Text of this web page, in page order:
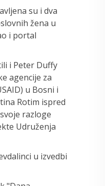
su i dva
žena u
i portal
i Peter Duffy
agencije za
u Bosni i
Rotim ispred
razloge
Udruženja
u izvedbi